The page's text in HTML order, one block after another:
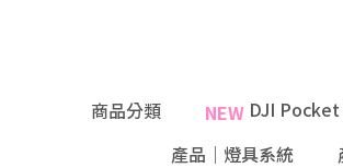
商品分類 NEWDJI Pocket
產品｜燈具系統